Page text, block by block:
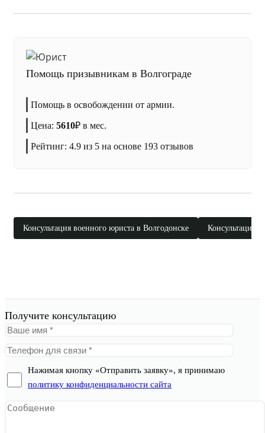
Помощь призывникам в Волгограде
Помощь в освобождении от армии.
Цена: 5610₽ в мес.
Рейтинг: 4.9 из 5 на основе 193 отзывов
Консультация военного юриста в Волгодонске Консультация
Получите консультацию
Нажимая кнопку «Отправить заявку», я принимаю
политику конфиденциальности сайта